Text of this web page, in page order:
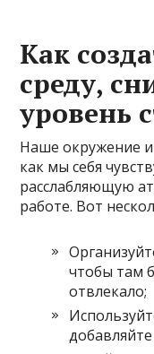
Как
среду,
уровень
Наше окружение
как мы себя
расслабляющую
работе. Вот
чтобы там
отвлекало;